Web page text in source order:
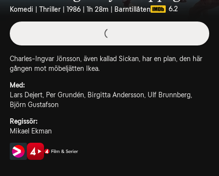
Komedi | Thriller | 1986 | 1h 28m | Barntillåten 6.2
Charles-Ingvar Jönsson, även kallad Sickan, har en plan, den här
gången mot möbeljätten Ikea.
Med:
Lars Dejert, Per Grundén, Birgitta Andersson, Ulf Brunnberg,
Björn Gustafson
Regissör:
Mikael Ekman